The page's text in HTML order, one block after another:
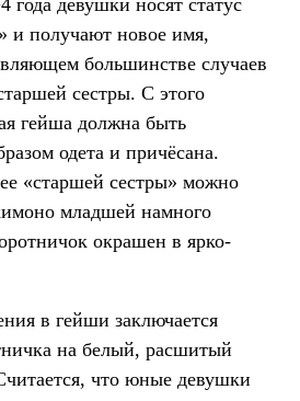
получают новое имя,
большинстве случаев
сестры. С этого
гейша должна быть
одета и причёсана.
«старшей сестры» можно
младшей намного
окрашен в ярко-
в гейши заключается
на белый, расшитый
что юные девушки